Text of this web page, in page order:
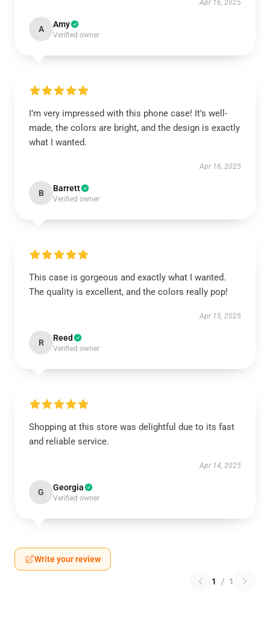
Apr 16, 2025
A Amy
Verified owner
I’m very impressed with this phone case! It’s well-
made, the colors are bright, and the design is exactly
what I wanted.
Apr 16, 2025
B Barrett
Verified owner
This case is gorgeous and exactly what I wanted.
The quality is excellent, and the colors really pop!
Apr 15, 2025
R Reed
Verified owner
Shopping at this store was delightful due to its fast
and reliable service.
Apr 14, 2025
G Georgia
Verified owner
Write your review
1 / 1